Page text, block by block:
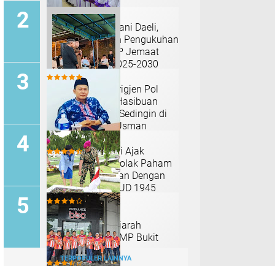
Pdt. Jemaat Kariani Daeli,
S.Th Laksanakan Pengukuhan
SNK Gereja ONKP Jemaat
Depok Periode 2025-2030
Malam Ketiga, Brigjen Pol
Benny Iskandar Hasibuan
Berikan Setawar Sedingin di
Kediaman Alm. Usman
Hasibuan
M. Ikbal Parinduri Ajak
Masyarakat Menolak Paham
Yang Bertentangan Dengan
Pancasila Dan UUD 1945
Yonmarhanlan l
Melaksanakan Ziarah
Rombongan di TMP Bukit
Barisan Medan
TERPOPULER LAINNYA